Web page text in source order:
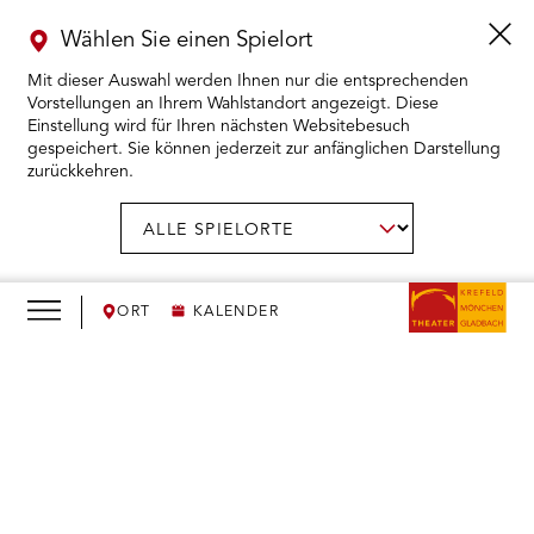
ORT KALENDER
Wählen Sie einen Spielort
Mit dieser Auswahl werden Ihnen nur die entsprechenden
Vorstellungen an Ihrem Wahlstandort angezeigt. Diese
Einstellung wird für Ihren nächsten Websitebesuch
gespeichert. Sie können jederzeit zur anfänglichen Darstellung
zurückkehren.
KARTENKAUF ÖFFNEN
WIR ÖFFNEN